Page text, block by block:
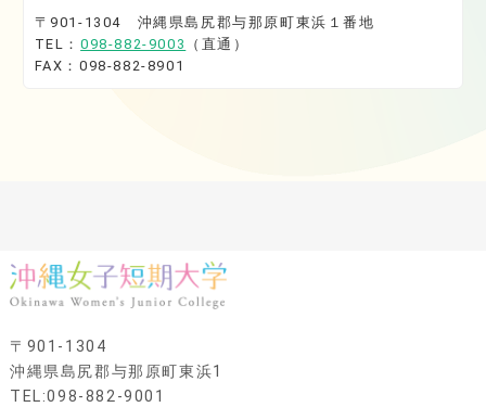
〒901-1304 沖縄県島尻郡与那原町東浜１番地
TEL：098-882-9003
（直通）
FAX：098-882-8901
〒901-1304
沖縄県島尻郡与那原町東浜1
TEL:098-882-9001